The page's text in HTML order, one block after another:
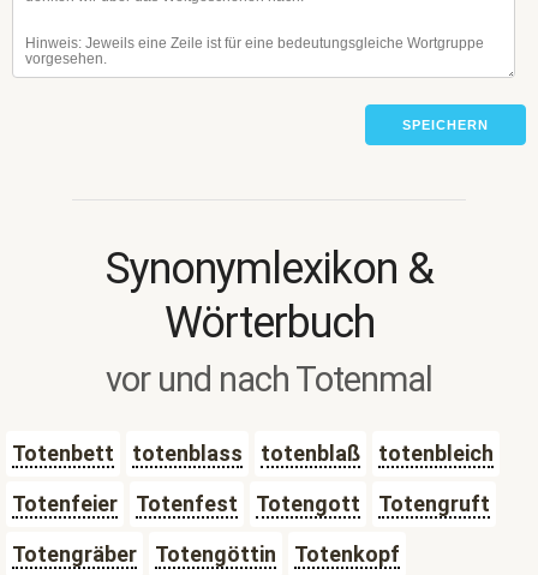
SPEICHERN
Synonymlexikon &
Wörterbuch
vor und nach Totenmal
Totenbett totenblass totenblaß
totenbleich
Totenfeier
Totenfest Totengott
Totengruft
Totengräber
Totengöttin
Totenkopf